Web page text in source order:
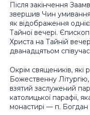
Після закінчення
звершив Чин
як відображення
Тайної вечері.
Христа на Тайній
дванадцятьом
Окрім священиків,
Божественну
взятий заслужений
католицької парафії,
монастирі — п. Богдан